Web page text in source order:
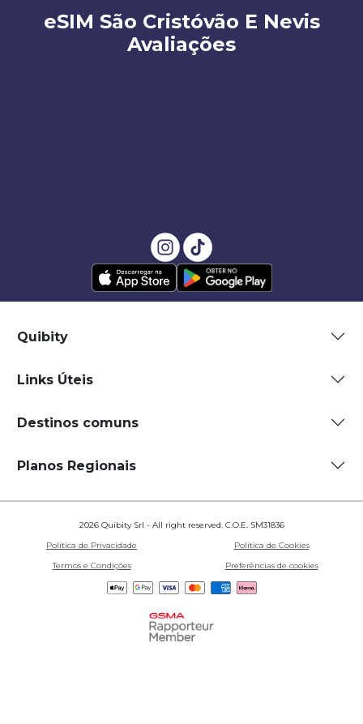
eSIM São Cristóvão E Nevis
Avaliações
Quibity
Links Úteis
Destinos comuns
Planos Regionais
2026 Quibity Srl - All right reserved. C.O.E. SM31836
Política de Privacidade
Política de Cookies
Termos e Condições
Preferências de cookies